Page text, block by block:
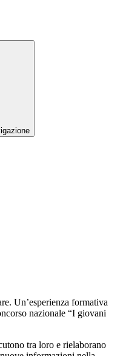
Un’esperienza formativa
nazionale “I giovani
tra loro e rielaborano